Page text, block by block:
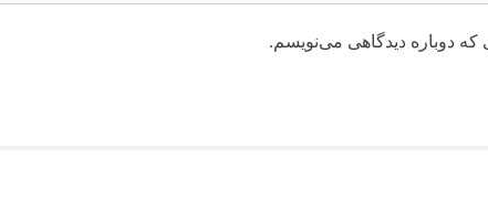
که دوباره دیدگاهی می‌نویسم.